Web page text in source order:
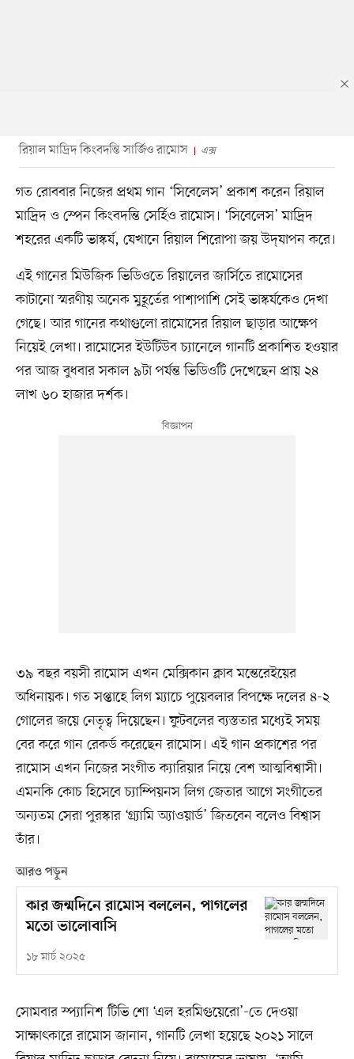
রিয়াল মাদ্রিদ কিংবদন্তি সার্জিও রামোস এক্স
গত রোববার নিজের প্রথম গান ‘সিবেলেস’ প্রকাশ করেন রিয়াল
মাদ্রিদ ও স্পেন কিংবদন্তি সের্হিও রামোস। ‘সিবেলেস’ মাদ্রিদ
শহরের একটি ভাস্কর্য, যেখানে রিয়াল শিরোপা জয় উদ্‌যাপন করে।
এই গানের মিউজিক ভিডিওতে রিয়ালের জার্সিতে রামোসের
কাটানো স্মরণীয় অনেক মুহূর্তের পাশাপাশি সেই ভাস্কর্যকেও দেখা
গেছে। আর গানের কথাগুলো রামোসের রিয়াল ছাড়ার আক্ষেপ
নিয়েই লেখা। রামোসের ইউটিউব চ্যানেলে গানটি প্রকাশিত হওয়ার
পর আজ বুধবার সকাল ৯টা পর্যন্ত ভিডিওটি দেখেছেন প্রায় ২৪
লাখ ৬০ হাজার দর্শক।
৩৯ বছর বয়সী রামোস এখন মেক্সিকান ক্লাব মন্তেরেইয়ের
অধিনায়ক। গত সপ্তাহে লিগ ম্যাচে পুয়েবলার বিপক্ষে দলের ৪-২
গোলের জয়ে নেতৃত্ব দিয়েছেন। ফুটবলের ব্যস্ততার মধ্যেই সময়
বের করে গান রেকর্ড করেছেন রামোস। এই গান প্রকাশের পর
রামোস এখন নিজের সংগীত ক্যারিয়ার নিয়ে বেশ আত্মবিশ্বাসী।
এমনকি কোচ হিসেবে চ্যাম্পিয়নস লিগ জেতার আগে সংগীতের
অন্যতম সেরা পুরস্কার ‘গ্র্যামি অ্যাওয়ার্ড’ জিতবেন বলেও বিশ্বাস
তাঁর।
আরও পড়ুন
কার জন্মদিনে রামোস বললেন, পাগলের
মতো ভালোবাসি
১৮ মার্চ ২০২৫
সোমবার স্প্যানিশ টিভি শো ‘এল হরমিগুয়েরো’-তে দেওয়া
সাক্ষাৎকারে রামোস জানান, গানটি লেখা হয়েছে ২০২১ সালে